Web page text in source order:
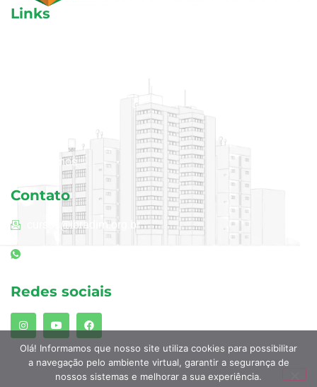
Links
Quem somos
Contato
cursos@ibradim.org.br
Redes sociais
Olá! Informamos que nosso site utiliza cookies para possibilitar
a navegação pelo ambiente virtual, garantir a segurança de
nossos sistemas e melhorar a sua experiência.